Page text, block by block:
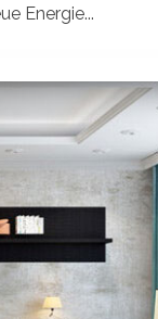
Energie...